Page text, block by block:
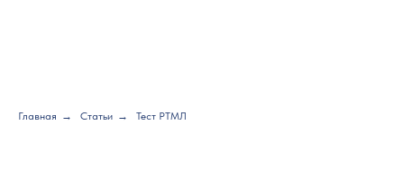
Главная → Статьи → Тест РТМЛ